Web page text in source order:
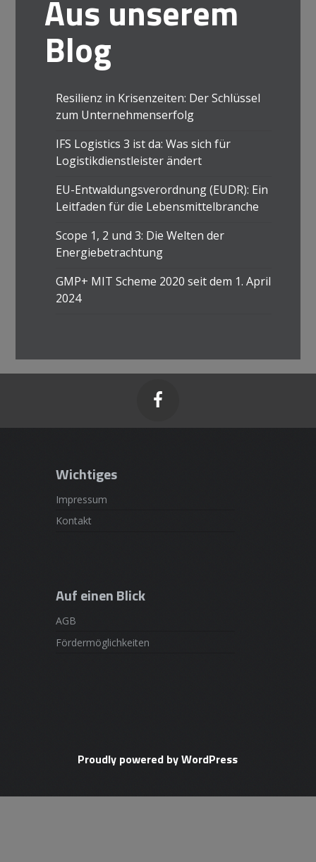
Aus unserem
Blog
Resilienz in Krisenzeiten: Der Schlüssel
zum Unternehmenserfolg
IFS Logistics 3 ist da: Was sich für
Logistikdienstleister ändert
EU-Entwaldungsverordnung (EUDR): Ein
Leitfaden für die Lebensmittelbranche
Scope 1, 2 und 3: Die Welten der
Energiebetrachtung
GMP+ MIT Scheme 2020 seit dem 1. April
2024

Wichtiges
Impressum
Kontakt
Auf einen Blick
AGB
Fördermöglichkeiten
Proudly powered by WordPress